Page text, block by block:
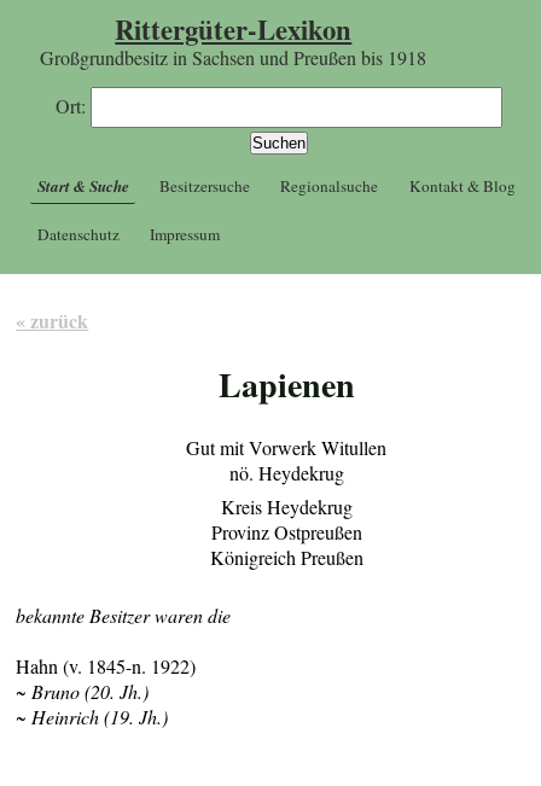
Rittergüter-Lexikon
Großgrundbesitz in Sachsen und Preußen bis 1918
Ort:
Start & Suche Besitzersuche Regionalsuche Kontakt & Blog
Datenschutz Impressum
« zurück
Lapienen
Gut mit Vorwerk Witullen
nö. Heydekrug
Kreis Heydekrug
Provinz Ostpreußen
Königreich Preußen
bekannte Besitzer waren die
Hahn (v. 1845-n. 1922)
~ Bruno (20. Jh.)
~ Heinrich (19. Jh.)